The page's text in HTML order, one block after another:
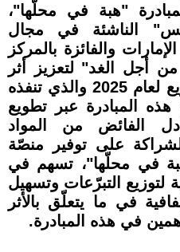
"هبة في محلّها"،
الناشئة في مجال
والفائزة بالمركز
أجل الغد" لتعزيز أثر
الشركات ذات النمو السريع لعام 2025 والذي تنفذه
المبادرة عبر تطويع
الفائض من المواد
على توفير منصّة
في محلّها"، تسهم في
لتوزيع التبرّعات وتسهيل
في ما يتعلّق بالأثر
في هذه المبادرة.